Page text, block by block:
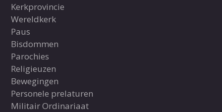
Kerkprovincie
Wereldkerk
Paus
Bisdommen
Parochies
Religieuzen
Bewegingen
Personele prelaturen
Militair Ordinariaat